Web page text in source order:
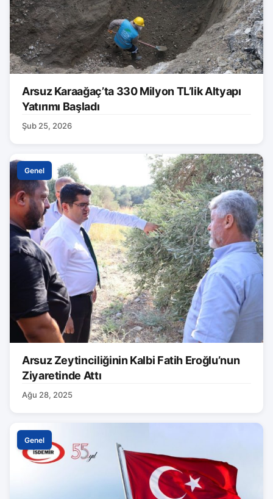
Arsuz Karaağaç’ta 330 Milyon TL’lik Altyapı
Yatırımı Başladı
Şub 25, 2026
Genel
Arsuz Zeytinciliğinin Kalbi Fatih Eroğlu’nun
Ziyaretinde Attı
Ağu 28, 2025
Genel